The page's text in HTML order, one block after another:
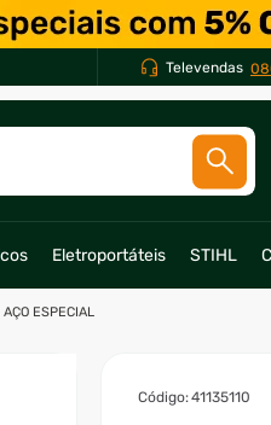
Televendas
Eletroportáteis STIHL
ESPECIAL
:41135110